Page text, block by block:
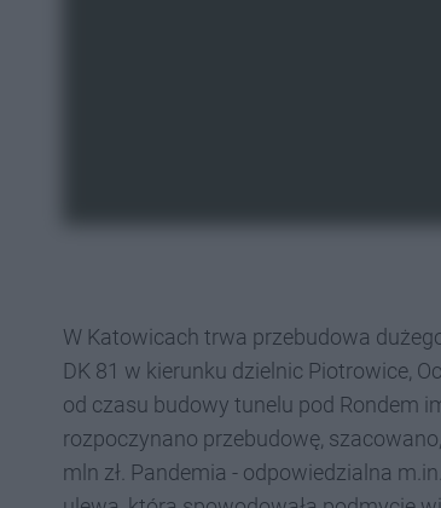
W Katowicach trwa przebudowa
DK 81 w kierunku dzielnic Piotrowice,
od czasu budowy tunelu pod Rondem
rozpoczynano przebudowę,
mln zł. Pandemia - odpowiedzialna